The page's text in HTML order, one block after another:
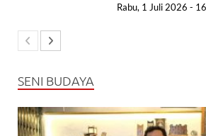
Rabu, 1 Juli 2026 -
SENI BUDAYA